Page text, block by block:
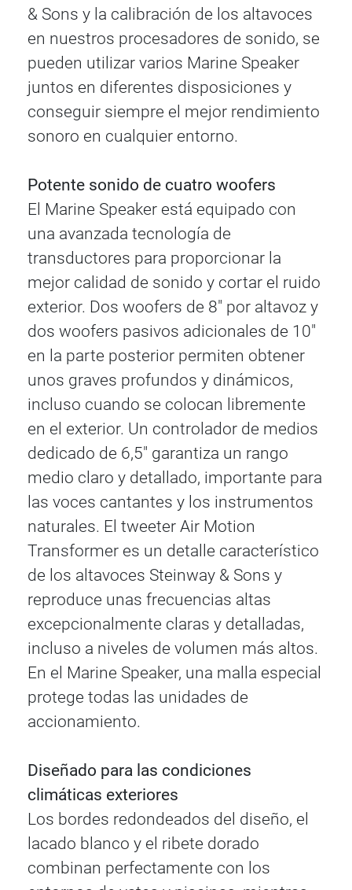
& Sons y la calibración de los altavoces
en nuestros procesadores de sonido, se
pueden utilizar varios Marine Speaker
juntos en diferentes disposiciones y
conseguir siempre el mejor rendimiento
sonoro en cualquier entorno.
Potente sonido de cuatro woofers
El Marine Speaker está equipado con
una avanzada tecnología de
transductores para proporcionar la
mejor calidad de sonido y cortar el ruido
exterior. Dos woofers de 8" por altavoz y
dos woofers pasivos adicionales de 10"
en la parte posterior permiten obtener
unos graves profundos y dinámicos,
incluso cuando se colocan libremente
en el exterior. Un controlador de medios
dedicado de 6,5" garantiza un rango
medio claro y detallado, importante para
las voces cantantes y los instrumentos
naturales. El tweeter Air Motion
Transformer es un detalle característico
de los altavoces Steinway & Sons y
reproduce unas frecuencias altas
excepcionalmente claras y detalladas,
incluso a niveles de volumen más altos.
En el Marine Speaker, una malla especial
protege todas las unidades de
accionamiento.
Diseñado para las condiciones
climáticas exteriores
Los bordes redondeados del diseño, el
lacado blanco y el ribete dorado
combinan perfectamente con los